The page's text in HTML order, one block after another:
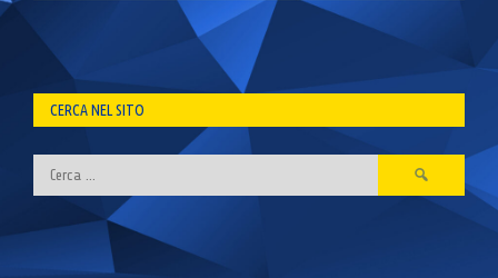
CERCA NEL SITO
Ricerca
per: